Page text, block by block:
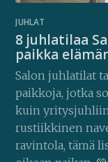
JUHLAT
8 juhlatilaa
paikka
Salon juhlatilat
paikkoja, jotka
kuin
rustiikkinen
ravintola, tämä